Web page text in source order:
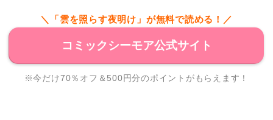
＼「雲を照らす夜明け」が無料で読める！／
コミックシーモア公式サイト
※今だけ70％オフ＆500円分のポイントがもらえます！